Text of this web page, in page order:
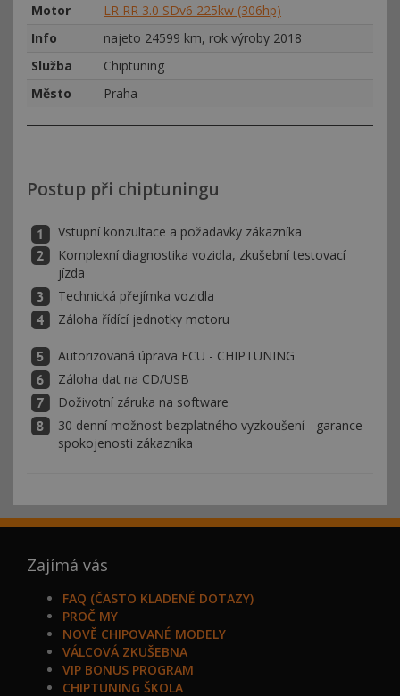
Motor
LR RR 3.0 SDv6 225kw (306hp)
Info
najeto 24599 km, rok výroby 2018
Služba
Chiptuning
Město
Praha
Postup při chiptuningu
Vstupní konzultace a požadavky zákazníka
Komplexní diagnostika vozidla, zkušební testovací
jízda
Technická přejímka vozidla
Záloha řídící jednotky motoru
Autorizovaná úprava ECU - CHIPTUNING
Záloha dat na CD/USB
Doživotní záruka na software
30 denní možnost bezplatného vyzkoušení - garance
spokojenosti zákazníka
Zajímá vás
FAQ (ČASTO KLADENÉ DOTAZY)
PROČ MY
NOVĚ CHIPOVANÉ MODELY
VÁLCOVÁ ZKUŠEBNA
VIP BONUS PROGRAM
CHIPTUNING ŠKOLA